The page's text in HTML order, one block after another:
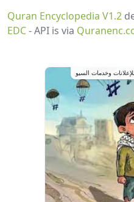
Quran Encyclopedia V1.2
EDC- API is via
وخدمات السيو